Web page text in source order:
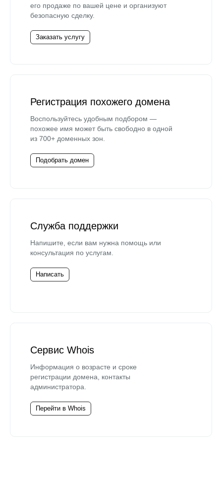
его продаже по вашей цене и организуют
безопасную сделку.
Заказать услугу
Регистрация похожего домена
Воспользуйтесь удобным подбором —
похожее имя может быть свободно в одной
из 700+ доменных зон.
Подобрать домен
Служба поддержки
Напишите, если вам нужна помощь или
консультация по услугам.
Написать
Сервис Whois
Информация о возрасте и сроке
регистрации домена, контакты
администратора.
Перейти в Whois